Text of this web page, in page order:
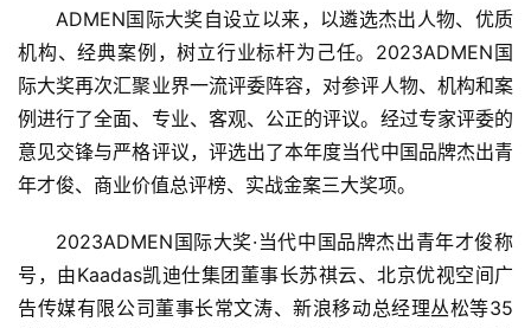
ADMEN国际大奖自设立以来，以遴选杰出人物、优质
机构、经典案例，树立行业标杆为己任。2023ADMEN国
际大奖再次汇聚业界一流评委阵容，对参评人物、机构和案
例进行了全面、专业、客观、公正的评议。经过专家评委的
意见交锋与严格评议，评选出了本年度当代中国品牌杰出青
年才俊、商业价值总评榜、实战金案三大奖项。
2023ADMEN国际大奖·当代中国品牌杰出青年才俊称
号，由Kaadas凯迪仕集团董事长苏祺云、北京优视空间广
告传媒有限公司董事长常文涛、新浪移动总经理丛松等35